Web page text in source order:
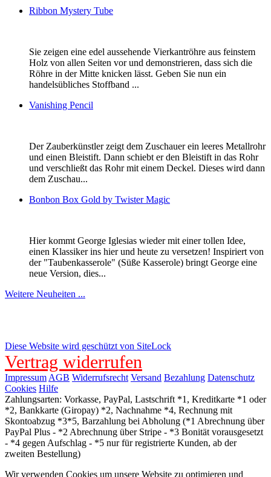
Ribbon Mystery Tube
Sie zeigen eine edel aussehende Vierkantröhre aus feinstem
Holz von allen Seiten vor und demonstrieren, dass sich die
Röhre in der Mitte knicken lässt. Geben Sie nun ein
handelsübliches Stoffband ...
Vanishing Pencil
Der Zauberkünstler zeigt dem Zuschauer ein leeres Metallrohr
und einen Bleistift. Dann schiebt er den Bleistift in das Rohr
und verschließt das Rohr mit einem Deckel. Dieses wird dann
dem Zuschau...
Bonbon Box Gold by Twister Magic
Hier kommt George Iglesias wieder mit einer tollen Idee,
einen Klassiker ins hier und heute zu versetzen! Inspiriert von
der "Taubenkasserole" (Süße Kasserole) bringt George eine
neue Version, dies...
Weitere Neuheiten ...
Diese Website wird geschützt von SiteLock
Vertrag widerrufen
Impressum AGB Widerrufsrecht Versand Bezahlung Datenschutz
Cookies Hilfe
Zahlungsarten: Vorkasse, PayPal, Lastschrift *1, Kreditkarte *1 oder
*2, Bankkarte (Giropay) *2, Nachnahme *4, Rechnung mit
Skontoabzug *3*5, Barzahlung bei Abholung (*1 Abrechnung über
PayPal Plus - *2 Abrechnung über Stripe - *3 Bonität vorausgesetzt
- *4 gegen Aufschlag - *5 nur für registrierte Kunden, ab der
zweiten Bestellung)
Wir verwenden Cookies um unsere Website zu optimieren und